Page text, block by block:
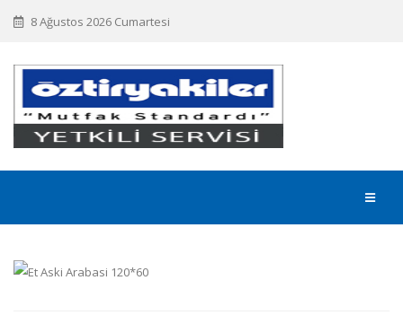
8 Ağustos 2026 Cumartesi